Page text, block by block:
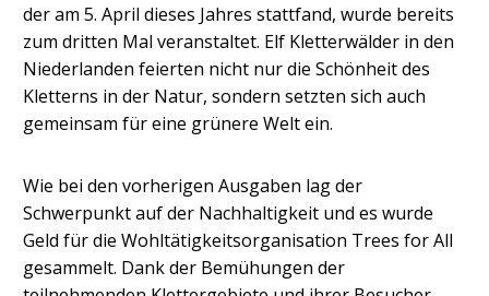
der am 5. April dieses Jahres stattfand, wurde bereits
zum dritten Mal veranstaltet. Elf Kletterwälder in den
Niederlanden feierten nicht nur die Schönheit des
Kletterns in der Natur, sondern setzten sich auch
gemeinsam für eine grünere Welt ein.
Wie bei den vorherigen Ausgaben lag der
Schwerpunkt auf der Nachhaltigkeit und es wurde
Geld für die Wohltätigkeitsorganisation Trees for All
gesammelt. Dank der Bemühungen der